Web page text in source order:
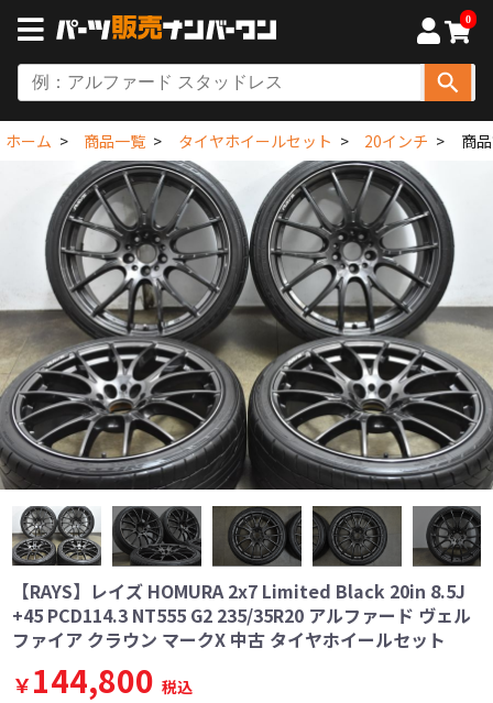
0
ホーム 商品一覧 タイヤホイールセット 20インチ 商
【RAYS】レイズ HOMURA 2x7 Limited Black 20in 8.5J
+45 PCD114.3 NT555 G2 235/35R20 アルファード ヴェル
ファイア クラウン マークX 中古 タイヤホイールセット
￥144,800 税込